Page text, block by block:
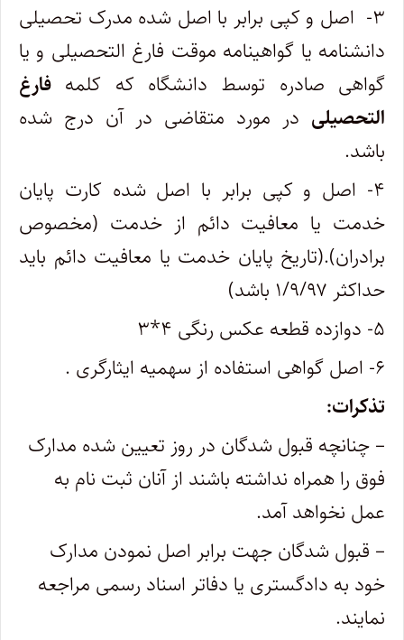
۳- اصل و کپی برابر با اصل شده مدرک تحصیلی
دانشنامه یا گواهینامه موقت فارغ التحصیلی و یا
گواهی صادره توسط دانشگاه که کلمه فارغ
التحصیلی در مورد متقاضی در آن درج شده
باشد.
۴- اصل و کپی برابر با اصل شده کارت پایان
خدمت یا معافیت دائم از خدمت (مخصوص
برادران).(تاریخ پایان خدمت یا معافیت دائم باید
حداکثر ۱/۹/۹۷ باشد)
۵- دوازده قطعه عکس رنگی ۴*۳
۶- اصل گواهی استفاده از سهمیه ایثارگری .
تذکرات:
– چنانچه قبول شدگان در روز تعیین شده مدارک
فوق را همراه نداشته باشند از آنان ثبت نام به
عمل نخواهد آمد.
– قبول شدگان جهت برابر اصل نمودن مدارک
خود به دادگستری یا دفاتر اسناد رسمی مراجعه
نمایند.